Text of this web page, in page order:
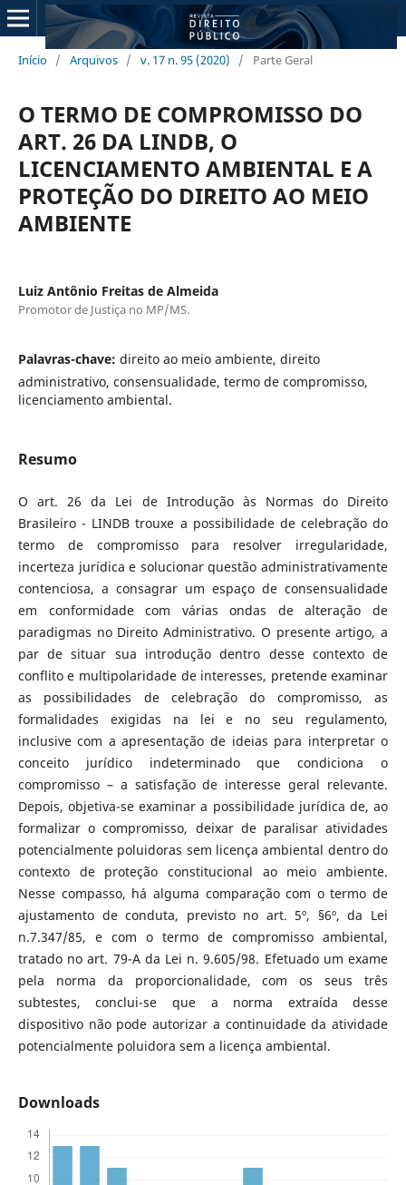
Início / Arquivos / v. 17 n. 95 (2020) / Parte Geral
O TERMO DE COMPROMISSO DO
ART. 26 DA LINDB, O
LICENCIAMENTO AMBIENTAL E A
PROTEÇÃO DO DIREITO AO MEIO
AMBIENTE
Luiz Antônio Freitas de Almeida
Promotor de Justiça no MP/MS.
Palavras-chave: direito ao meio ambiente, direito
administrativo, consensualidade, termo de compromisso,
licenciamento ambiental.
Resumo
O art. 26 da Lei de Introdução às Normas do Direito
Brasileiro - LINDB trouxe a possibilidade de celebração do
termo de compromisso para resolver irregularidade,
incerteza jurídica e solucionar questão administrativamente
contenciosa, a consagrar um espaço de consensualidade
em conformidade com várias ondas de alteração de
paradigmas no Direito Administrativo. O presente artigo, a
par de situar sua introdução dentro desse contexto de
conflito e multipolaridade de interesses, pretende examinar
as possibilidades de celebração do compromisso, as
formalidades exigidas na lei e no seu regulamento,
inclusive com a apresentação de ideias para interpretar o
conceito jurídico indeterminado que condiciona o
compromisso – a satisfação de interesse geral relevante.
Depois, objetiva-se examinar a possibilidade jurídica de, ao
formalizar o compromisso, deixar de paralisar atividades
potencialmente poluidoras sem licença ambiental dentro do
contexto de proteção constitucional ao meio ambiente.
Nesse compasso, há alguma comparação com o termo de
ajustamento de conduta, previsto no art. 5º, §6º, da Lei
n.7.347/85, e com o termo de compromisso ambiental,
tratado no art. 79-A da Lei n. 9.605/98. Efetuado um exame
pela norma da proporcionalidade, com os seus três
subtestes, conclui-se que a norma extraída desse
dispositivo não pode autorizar a continuidade da atividade
potencialmente poluidora sem a licença ambiental.
Downloads